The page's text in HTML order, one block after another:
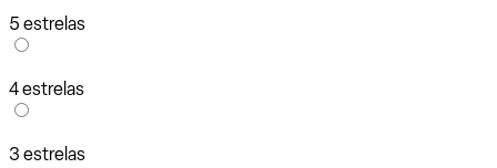
5 estrelas
4 estrelas
3 estrelas